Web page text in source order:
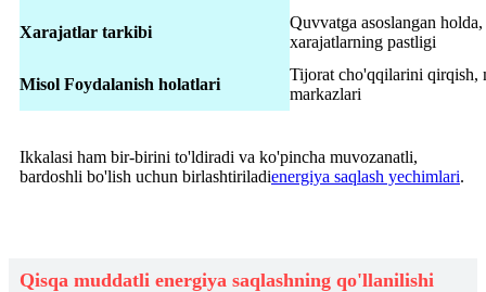
Xarajatlar tarkibi
Quvvatga asoslangan
xarajatlarning pastligi
Misol Foydalanish holatlari
Tijorat cho'qqilarini qirqish,
markazlari
Ikkalasi ham bir-birini to'ldiradi va ko'pincha muvozanatli,
bardoshli bo'lish uchun birlashtiriladienergiya saqlash yechimlari.
Qisqa muddatli energiya saqlashning qo'llanilishi